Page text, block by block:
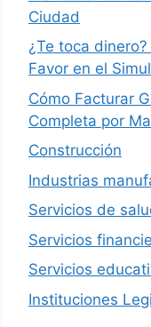
Ciudad
¿Te toca
Favor en el
Cómo Facturar
Completa por
Construcción
Industrias
Servicios de
Servicios
Servicios
Instituciones